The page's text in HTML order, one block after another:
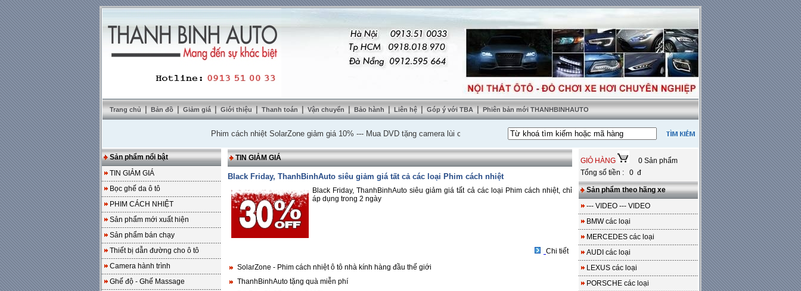
Trang chủ | Bản đồ | Giảm giá | Giới thiệu | Thanh toán | Vận chuyển | Bảo hành | Liên hệ | Góp ý với TBA | Phiên bản mới THANHBINHAUTO
Phim cách nhiệt SolarZone giảm giá 10%---Mua DVD tặng camera lùi cao cấp--- Lắp nệm ghế da thật tặng sàn da---Miễn phí 100% công lắp đặt
Sản phẩm nổi bật
TIN GIẢM GIÁ
Bọc ghế da ô tô
PHIM CÁCH NHIỆT
Sản phẩm mới xuất hiện
Sản phẩm bán chạy
Thiết bị dẫn đường cho ô tô
Camera hành trình
Ghế độ - Ghế Massage
TIN GIẢM GIÁ
Black Friday, ThanhBinhAuto siêu giảm giá tất cả các loại Phim cách nhiệt
Black Friday, ThanhBinhAuto siêu giảm giá tất cả các loại Phim cách nhiệt, chỉ
áp dụng trong 2 ngày
Chi tiết
SolarZone - Phim cách nhiệt ô tô nhà kính hàng đầu thế giới
ThanhBinhAuto tặng quà miễn phí
GIỎ HÀNG
0 Sản phẩm
Tổng số tiền : 0 đ
Sản phẩm theo hãng xe
--- VIDEO --- VIDEO
BMW các loại
MERCEDES các loại
AUDI các loại
LEXUS các loại
PORSCHE các loại